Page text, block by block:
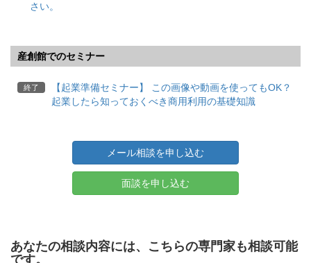
さい。
産創館でのセミナー
終了
【起業準備セミナー】 この画像や動画を使ってもOK？
起業したら知っておくべき商用利用の基礎知識
メール相談を申し込む
面談を申し込む
あなたの相談内容には、こちらの専門家も相談可能
です。